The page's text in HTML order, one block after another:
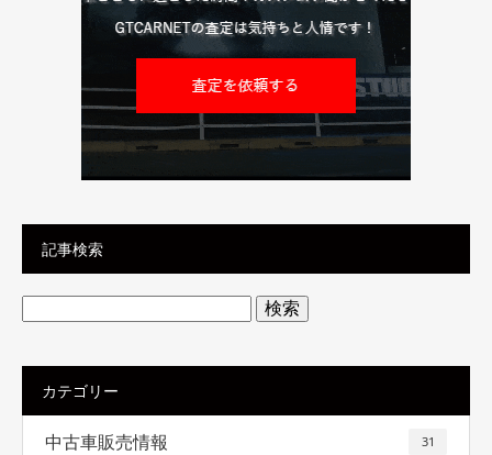
記事検索
検
索:
カテゴリー
中古車販売情報 31